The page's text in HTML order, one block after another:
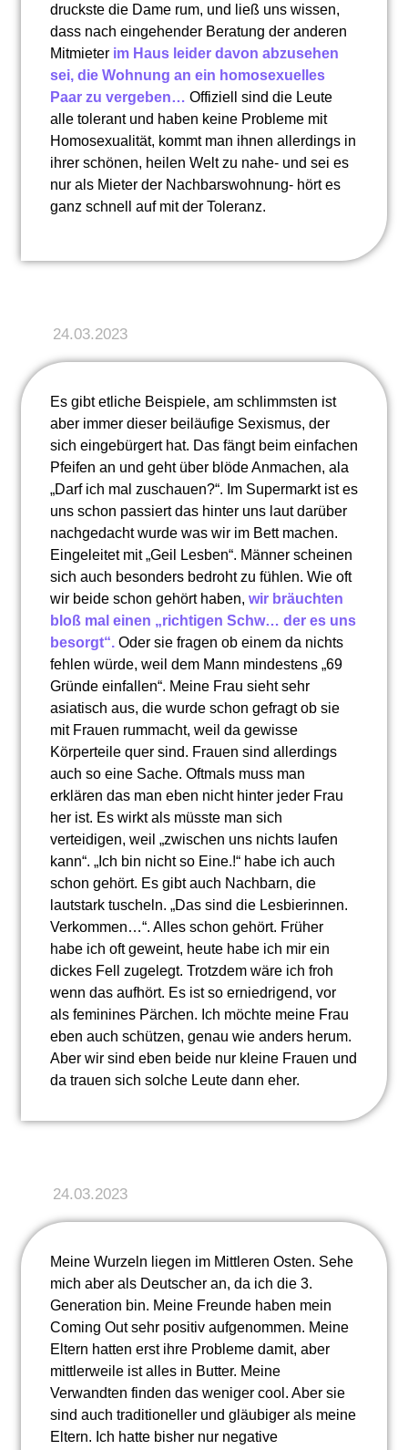
druckste die Dame rum, und ließ uns wissen,
dass nach eingehender Beratung der anderen
Mitmieter im Haus leider davon abzusehen
sei, die Wohnung an ein homosexuelles
Paar zu vergeben… Offiziell sind die Leute
alle tolerant und haben keine Probleme mit
Homosexualität, kommt man ihnen allerdings in
ihrer schönen, heilen Welt zu nahe- und sei es
nur als Mieter der Nachbarswohnung- hört es
ganz schnell auf mit der Toleranz.
24.03.2023
Es gibt etliche Beispiele, am schlimmsten ist
aber immer dieser beiläufige Sexismus, der
sich eingebürgert hat. Das fängt beim einfachen
Pfeifen an und geht über blöde Anmachen, ala
„Darf ich mal zuschauen?“. Im Supermarkt ist es
uns schon passiert das hinter uns laut darüber
nachgedacht wurde was wir im Bett machen.
Eingeleitet mit „Geil Lesben“. Männer scheinen
sich auch besonders bedroht zu fühlen. Wie oft
wir beide schon gehört haben, wir bräuchten
bloß mal einen „richtigen Schw… der es uns
besorgt“. Oder sie fragen ob einem da nichts
fehlen würde, weil dem Mann mindestens „69
Gründe einfallen“. Meine Frau sieht sehr
asiatisch aus, die wurde schon gefragt ob sie
mit Frauen rummacht, weil da gewisse
Körperteile quer sind. Frauen sind allerdings
auch so eine Sache. Oftmals muss man
erklären das man eben nicht hinter jeder Frau
her ist. Es wirkt als müsste man sich
verteidigen, weil „zwischen uns nichts laufen
kann“. „Ich bin nicht so Eine.!“ habe ich auch
schon gehört. Es gibt auch Nachbarn, die
lautstark tuscheln. „Das sind die Lesbierinnen.
Verkommen…“. Alles schon gehört. Früher
habe ich oft geweint, heute habe ich mir ein
dickes Fell zugelegt. Trotzdem wäre ich froh
wenn das aufhört. Es ist so erniedrigend, vor
als feminines Pärchen. Ich möchte meine Frau
eben auch schützen, genau wie anders herum.
Aber wir sind eben beide nur kleine Frauen und
da trauen sich solche Leute dann eher.
24.03.2023
Meine Wurzeln liegen im Mittleren Osten. Sehe
mich aber als Deutscher an, da ich die 3.
Generation bin. Meine Freunde haben mein
Coming Out sehr positiv aufgenommen. Meine
Eltern hatten erst ihre Probleme damit, aber
mittlerweile ist alles in Butter. Meine
Verwandten finden das weniger cool. Aber sie
sind auch traditioneller und gläubiger als meine
Eltern. Ich hatte bisher nur negative